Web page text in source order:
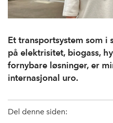
Et transportsystem som i
på elektrisitet, biogass,
fornybare løsninger, er
internasjonal uro.
Del denne siden: